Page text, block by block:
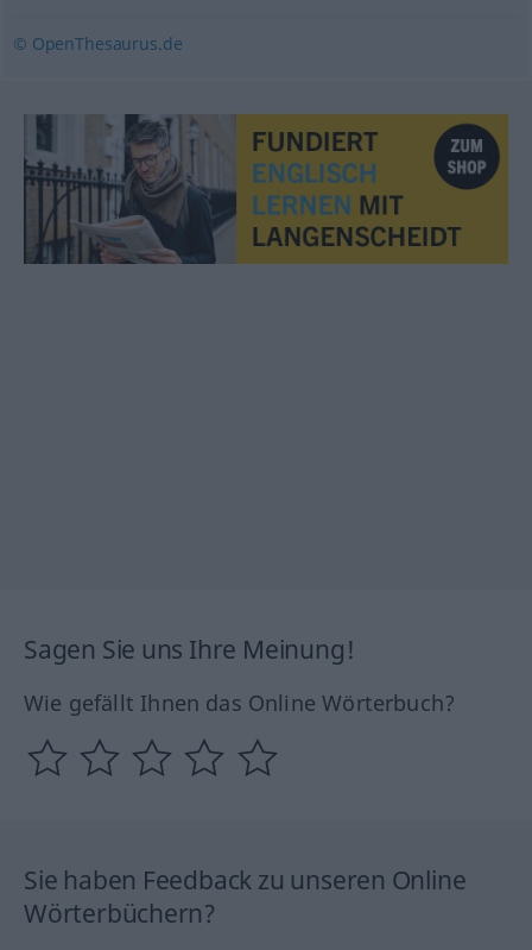
© OpenThesaurus.de
Sagen Sie uns Ihre Meinung!
Wie gefällt Ihnen das Online Wörterbuch?
Sie haben Feedback zu unseren Online
Wörterbüchern?